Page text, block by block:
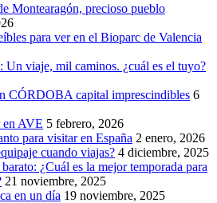
Montearagón, precioso pueblo
para ver en el Bioparc de Valencia
Un viaje, mil caminos. ¿cuál es el tuyo?
CÓRDOBA capital imprescindibles 6
en AVE 5 febrero, 2026
para visitar en España 2 enero, 2026
cuando viajas? 4 diciembre, 2025
¿Cuál es la mejor temporada para
21 noviembre, 2025
en un día 19 noviembre, 2025